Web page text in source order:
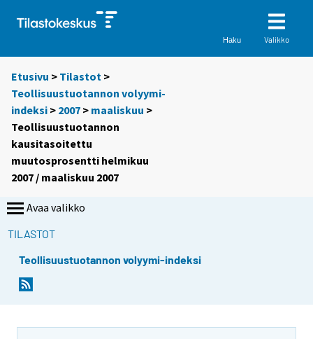
Haku Valikko
Etusivu > Tilastot >
Teollisuustuotannon volyymi-
indeksi > 2007 > maaliskuu >
Teollisuustuotannon
kausitasoitettu
muutosprosentti helmikuu
2007 / maaliskuu 2007
Avaa valikko
TILASTOT
Teollisuustuotannon volyymi-indeksi